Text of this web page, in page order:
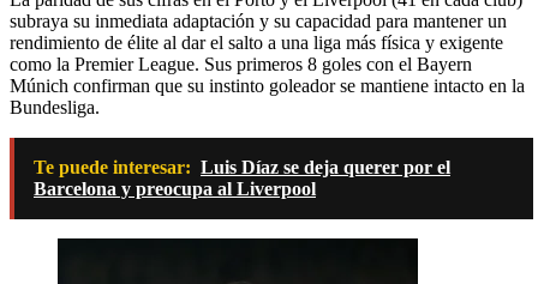
subraya su inmediata adaptación y su capacidad para mantener un
rendimiento de élite al dar el salto a una liga más física y exigente
como la Premier League. Sus primeros 8 goles con el Bayern
Múnich confirman que su instinto goleador se mantiene intacto en la
Bundesliga.
Te puede interesar: Luis Díaz se deja querer por el
Barcelona y preocupa al Liverpool